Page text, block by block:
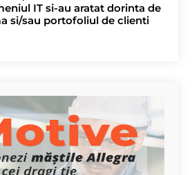
IT si-au aratat dorinta de
si/sau portofoliul de clienti